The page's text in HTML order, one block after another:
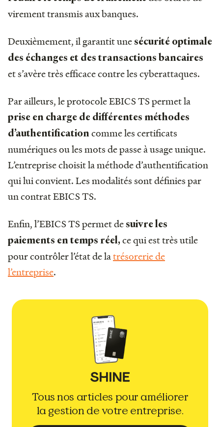
virement transmis aux banques.
Deuxièmement, il garantit unesécurité optimale
des échanges et des transactions bancaires
et s’avère très efficace contre les cyberattaques.
Par ailleurs, le protocole EBICS TS permet la
prise en charge de différentes méthodes
d’authentification comme les certificats
numériques ou les mots de passe à usage unique.
L’entreprise choisit la méthode d’authentification
qui lui convient. Les modalités sont définies par
un contrat EBICS TS.
Enfin, l’EBICS TS permet desuivre les
paiements en temps réel,ce qui est très utile
pour contrôler l’état de latrésorerie de
l’entreprise.
Tous nos articles pour améliorer
la gestion de votre entreprise.